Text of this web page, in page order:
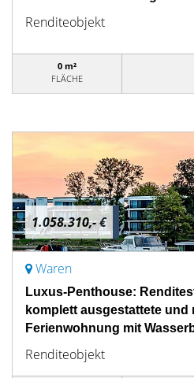
Renditeobjekt
0 m²
FLÄCHE
1.058.310,- €
Waren
Luxus-Penthouse:
komplett ausgestattete und
Ferienwohnung mit
Renditeobjekt